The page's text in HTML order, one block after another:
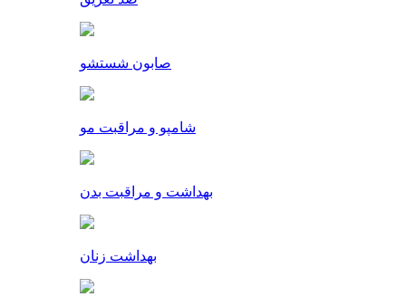
صابون شستشو
شامپو و مراقبت مو
بهداشت و مراقبت بدن
بهداشت زنان